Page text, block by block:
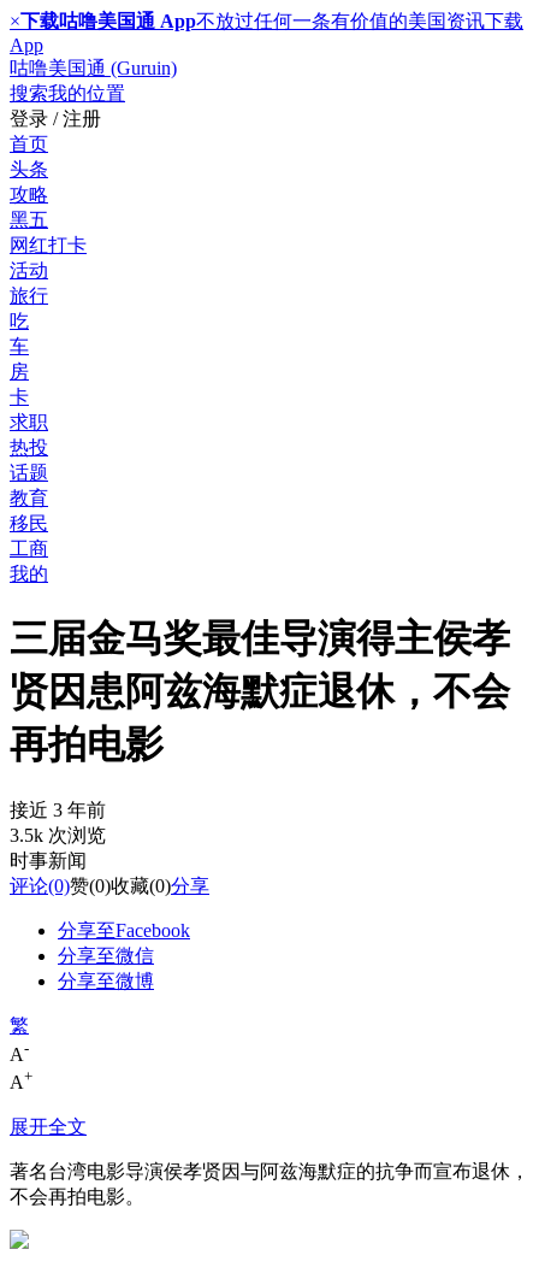
×下载咕噜美国通 App不放过任何一条有价值的美国资讯下载
App
咕噜美国通 (Guruin)
搜索我的位置
登录 / 注册
首页
头条
攻略
黑五
网红打卡
活动
旅行
吃
车
房
卡
求职
热投
话题
教育
移民
工商
我的
三届金马奖最佳导演得主侯孝
贤因患阿兹海默症退休，不会
再拍电影
接近 3 年前
3.5k 次浏览
时事新闻
评论(0)赞(0)收藏(0)分享
分享至Facebook
分享至微信
分享至微博
繁
A-
A+
展开全文
著名台湾电影导演侯孝贤因与阿兹海默症的抗争而宣布退休，
不会再拍电影。